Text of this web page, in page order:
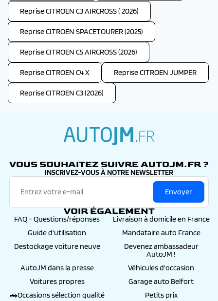
Reprise CITROEN C3 AIRCROSS ( 2026)
Reprise CITROEN SPACETOURER (2025)
Reprise CITROEN C5 AIRCROSS (2026)
Reprise CITROEN C4 X Reprise CITROEN JUMPER
Reprise CITROEN C3 (2026)
VOUS SOUHAITEZ SUIVRE AUTOJM.FR ?
INSCRIVEZ-VOUS À NOTRE NEWSLETTER
Envoyer
VOIR ÉGALEMENT
FAQ - Questions/réponses
Livraison à domicile en France
Guide d'utilisation
Mandataire auto France
Destockage voiture neuve
Devenez ambassadeur
AutoJM !
AutoJM dans la presse
Véhicules d'occasion
Voitures propres
Garage auto Belfort
🚗Occasions sélection qualité
Petits prix